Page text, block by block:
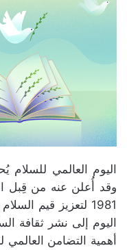
وقد أُعلن عنه من قِبل
1981 لتعزيز قيم
اليوم إلى نشر ثقافة
أهمية التضامن العالمي